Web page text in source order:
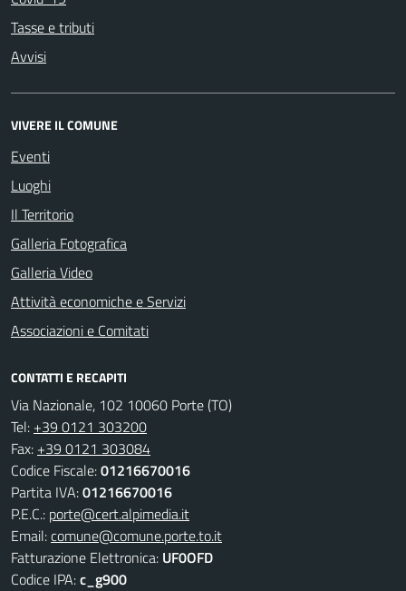
Tasse e tributi
Avvisi
VIVERE IL COMUNE
Eventi
Luoghi
Il Territorio
Galleria Fotografica
Galleria Video
Attività economiche e Servizi
Associazioni e Comitati
CONTATTI E RECAPITI
Via Nazionale, 102 10060 Porte (TO)
Tel: +39 0121 303200
Fax: +39 0121 303084
Codice Fiscale:01216670016
Partita IVA:01216670016
P.E.C.: porte@cert.alpimedia.it
Email:comune@comune.porte.to.it
Fatturazione Elettronica: UF0OFD
Codice IPA:c_g900